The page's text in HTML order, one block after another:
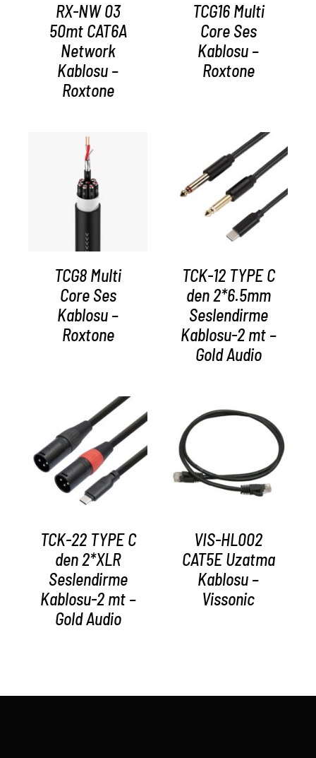
RX-NW 03
50mt CAT6A
Network
Kablosu –
Roxtone
TCG16 Multi
Core Ses
Kablosu –
Roxtone
AYRINTILAR
TCG8 Multi
Core Ses
Kablosu –
Roxtone
AYRINTILAR
TCK-12 TYPE C
den 2*6.5mm
Seslendirme
Kablosu-2 mt –
Gold Audio
AYRINTILAR
TCK-22 TYPE C
den 2*XLR
Seslendirme
Kablosu-2 mt –
Gold Audio
VIS-HL002
CAT5E Uzatma
Kablosu –
Vissonic